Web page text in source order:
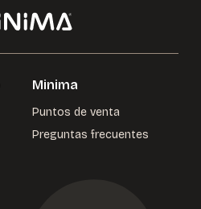
Minima
Puntos de venta
Preguntas frecuentes